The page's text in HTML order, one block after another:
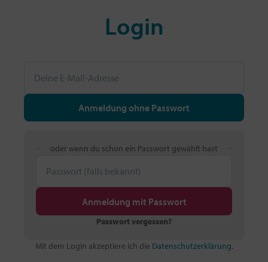
Login
Anmeldung ohne Passwort
oder wenn du schon ein Passwort gewählt hast
Anmeldung mit Passwort
Passwort vergessen?
Mit dem Login akzeptiere ich die Datenschutzerklärung.